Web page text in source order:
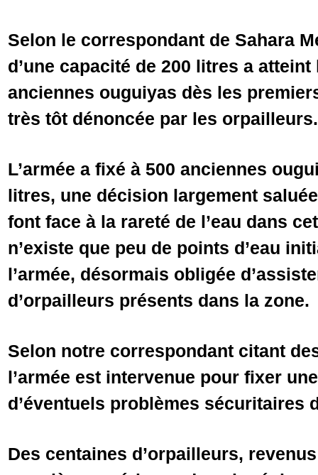
Selon le correspondant de Sahara
d’une capacité de 200 litres a
anciennes ouguiyas dès les
très tôt dénoncée par les orpailleurs.
L’armée a fixé à 500 anciennes
litres, une décision largement
font face à la rareté de l’eau dans
n’existe que peu de points d’eau
l’armée, désormais obligée
d’orpailleurs présents dans la zone.
Selon notre correspondant citant
l’armée est intervenue pour fixer
d’éventuels problèmes sécuritaires
Des centaines d’orpailleurs,